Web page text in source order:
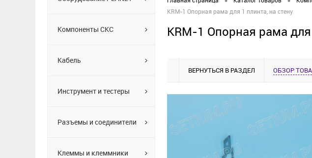
Компоненты СКС
Кабель
Инструмент и тестеры
Разъемы и соединители
Клеммы и клеммники
KRM-1 Опорная рама для 1 плинта, на стену
KRM-1 Опорная рама
ВЕРНУТЬСЯ В РАЗДЕЛ ОБЗОР